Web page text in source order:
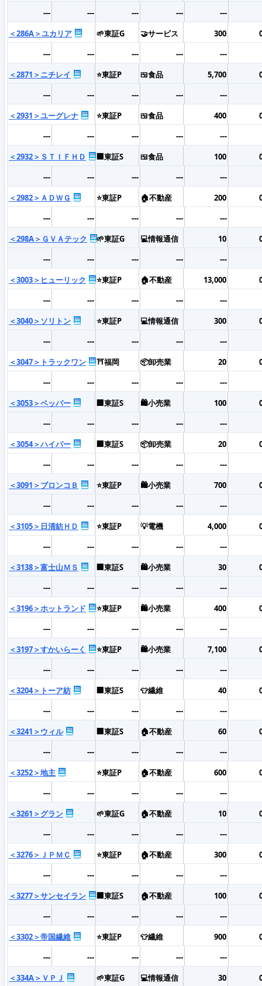
---
--- --- ---
---
＜286A＞ユカリア
🌱東証G 🤝サービス 300
---
--- --- ---
---
＜2871＞ニチレイ
⭐東証P 🍱食品 5,700
---
--- --- ---
---
＜2931＞ユーグレナ
⭐東証P 🍱食品 400
---
--- --- ---
---
＜2932＞ＳＴＩＦＨＤ
🏢東証S 🍱食品 100
---
--- --- ---
---
＜2982＞ＡＤＷＧ
⭐東証P 🏠不動産 200
---
--- --- ---
---
＜298A＞ＧＶＡテック
🌱東証G 💻情報通信 10
---
--- --- ---
---
＜3003＞ヒューリック
⭐東証P 🏠不動産 13,000
---
--- --- ---
---
＜3040＞ソリトン
⭐東証P 💻情報通信 300
---
--- --- ---
---
＜3047＞トラックワン
⛩️福岡 📦卸売業 20
---
--- --- ---
---
＜3053＞ペッパー
🏢東証S 🛍️小売業 100
---
--- --- ---
---
＜3054＞ハイパー
🏢東証S 📦卸売業 20
---
--- --- ---
---
＜3091＞ブロンコＢ
⭐東証P 🛍️小売業 700
---
--- --- ---
---
＜3105＞日清紡ＨＤ
⭐東証P 💡電機 4,000
---
--- --- ---
---
＜3138＞富士山ＭＳ
🏢東証S 🛍️小売業 30
---
--- --- ---
---
＜3196＞ホットランド
⭐東証P 🛍️小売業 400
---
--- --- ---
---
＜3197＞すかいらーく
⭐東証P 🛍️小売業 7,100
---
--- --- ---
---
＜3204＞トーア紡
🏢東証S 👕繊維 40
---
--- --- ---
---
＜3241＞ウィル
🏢東証S 🏠不動産 60
---
--- --- ---
---
＜3252＞地主
⭐東証P 🏠不動産 600
---
--- --- ---
---
＜3261＞グラン
🌱東証G 🏠不動産 10
---
--- --- ---
---
＜3276＞ＪＰＭＣ
⭐東証P 🏠不動産 300
---
--- --- ---
---
＜3277＞サンセイラン
🏢東証S 🏠不動産 100
---
--- --- ---
---
＜3302＞帝国繊維
⭐東証P 👕繊維 900
---
--- --- ---
---
＜334A＞ＶＰＪ
🌱東証G 💻情報通信 30